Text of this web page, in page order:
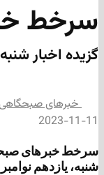
سرخط
گزیده اخبار شنبه، یازدهم
‌خبرهای
2023-11-11
سرخط خبرهای
شنبه، یازدهم نوامبر